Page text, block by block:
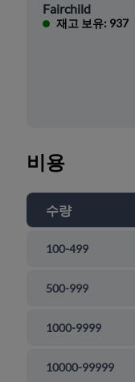
Fairchild
재고 보유: 937
비용
수량
100-499
500-999
1000-9999
10000-99999